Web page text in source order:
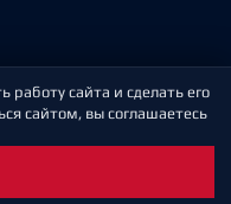
сайта и сделать его
сайтом, вы соглашаетесь